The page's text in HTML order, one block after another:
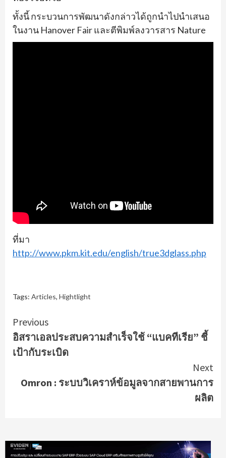
ทั้งนี้ กระบวนการพัฒนาดังกล่าวได้ถูกนำไปนำเสนอ
ในงาน Hanover Fair และตีพิมพ์ลงวารสาร Nature
ที่มา
http://www.pkm.kit.edu/english/true3dglass.php
Tags: Articles, Hightlight
Continue
Reading
Previous
อิสราเอลประสบความสำเร็จใช้ “แบคทีเรีย” ชี้
เป้ากับระเบิด
Next
Omron : ระบบวิเคราห์ข้อมูลจากสายพานการ
ผลิต